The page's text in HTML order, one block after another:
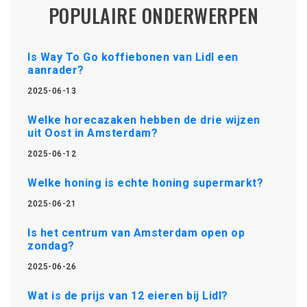
POPULAIRE ONDERWERPEN
Is Way To Go koffiebonen van Lidl een
aanrader?
2025-06-13
Welke horecazaken hebben de drie wijzen
uit Oost in Amsterdam?
2025-06-12
Welke honing is echte honing supermarkt?
2025-06-21
Is het centrum van Amsterdam open op
zondag?
2025-06-26
Wat is de prijs van 12 eieren bij Lidl?